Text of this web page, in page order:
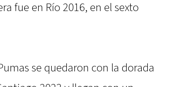
fue en Río 2016, en el sexto
se quedaron con la dorada